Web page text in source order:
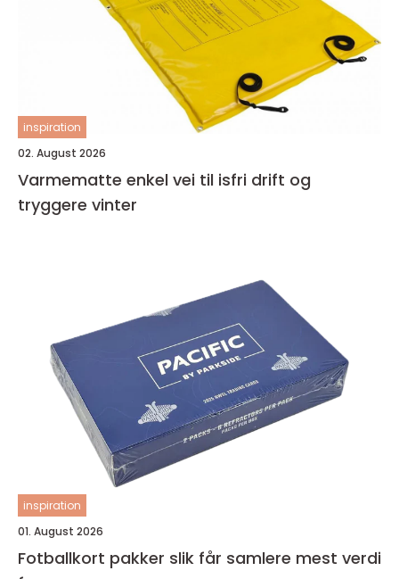
inspiration
02. August 2026
Varmematte enkel vei til isfri drift og
tryggere vinter
inspiration
01. August 2026
Fotballkort pakker slik får samlere mest verdi